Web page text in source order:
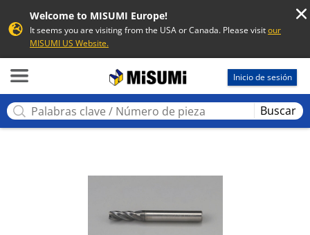
Welcome to MISUMI Europe!
It seems you are visiting from the USA or Canada. Please visitour
MISUMI US Website.
Inicio de sesión
Buscar